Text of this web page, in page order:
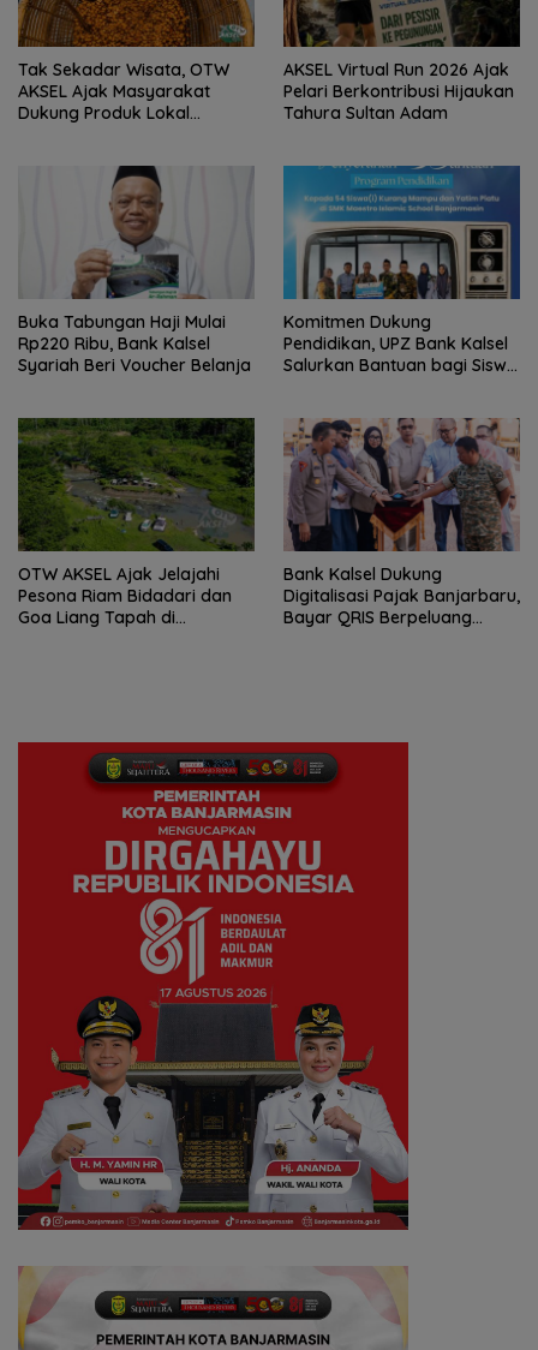
Tak Sekadar Wisata, OTW
AKSEL Ajak Masyarakat
Dukung Produk Lokal
AKSEL Virtual Run 2026 Ajak
Pelari Berkontribusi Hijaukan
Tahura Sultan Adam
Buka Tabungan Haji Mulai
Rp220 Ribu, Bank Kalsel
Syariah Beri Voucher Belanja
Komitmen Dukung
Pendidikan, UPZ Bank Kalsel
Salurkan Bantuan bagi Siswa
OTW AKSEL Ajak Jelajahi
Pesona Riam Bidadari dan
Goa Liang Tapah di
Bank Kalsel Dukung
Digitalisasi Pajak Banjarbaru,
Bayar QRIS Berpeluang